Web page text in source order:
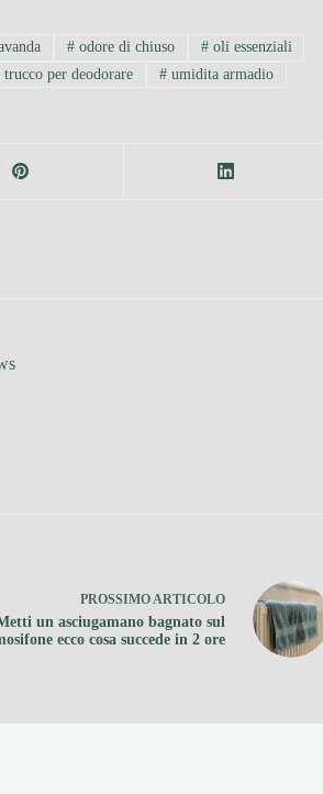
#odore di chiuso #oli essenziali
trucco per deodorare # umidita armadio
PROSSIMOARTICOLO
un asciugamano bagnato sul
ecco cosa succede in 2 ore